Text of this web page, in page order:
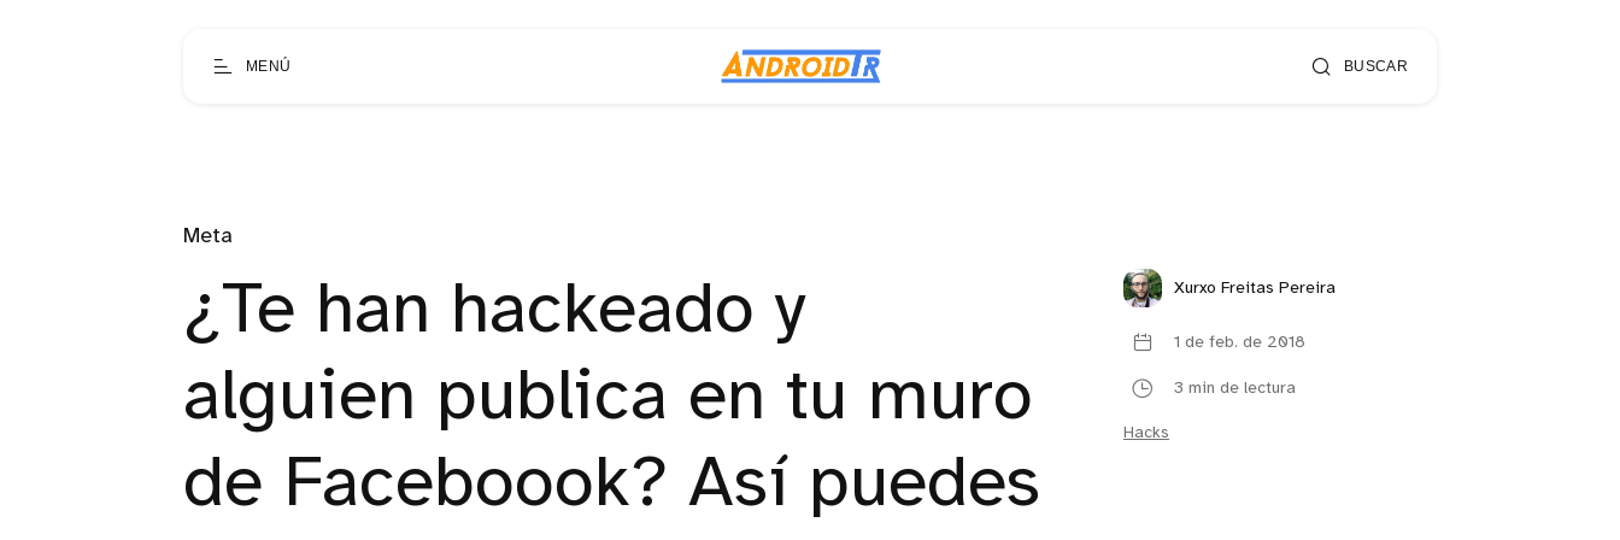
MENÚ BUSCAR
Meta
¿Te han hackeado y
alguien publica en tu muro
de Faceboook? Así puedes
Xurxo Freitas Pereira
1 de feb. de 2018
3 min de lectura
Hacks